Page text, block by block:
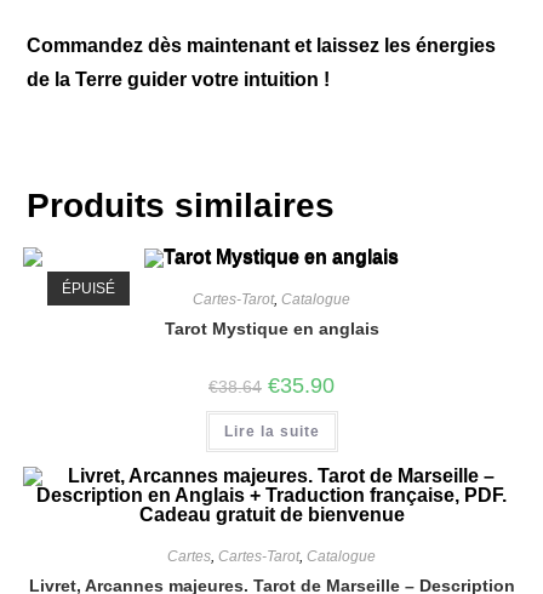
Commandez dès maintenant et laissez les énergies
de la Terre guider votre intuition !
Produits similaires
ÉPUISÉ
Cartes-Tarot, Catalogue
Tarot Mystique en anglais
€38.64 €35.90
Lire la suite
Cartes, Cartes-Tarot, Catalogue
Livret, Arcannes majeures. Tarot de Marseille – Description